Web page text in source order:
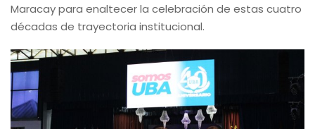
Maracay para enaltecer la celebración de estas cuatro
décadas de trayectoria institucional.